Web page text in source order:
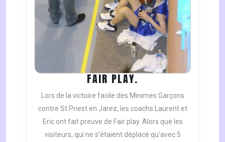
FAIR PLAY.FAIR
PLAY.
Lors de la victoire facile des Minimes Garçons
contre St Priest en Jarez, les coachs Laurent et
Eric ont fait preuve de Fair play. Alors que les
visiteurs, qui ne s’étaient déplacé qu’avec 5